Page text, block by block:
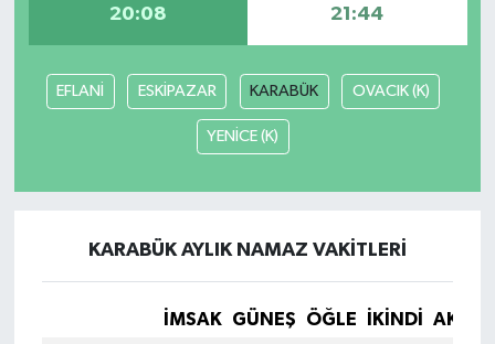
20:08 21:44
EFLANİ ESKİPAZAR KARABÜK OVACIK (K)
YENİCE (K)
KARABÜK AYLIK NAMAZ VAKITLERI
İMSAK GÜNEŞ ÖĞLE İKINDI